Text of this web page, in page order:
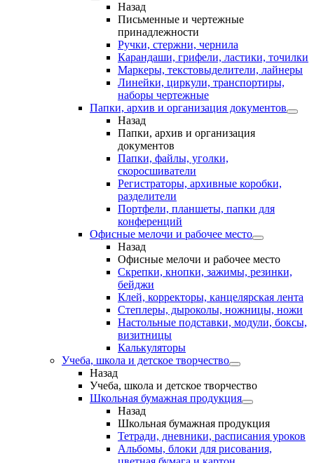
Назад
Письменные и чертежные
принадлежности
Ручки, стержни, чернила
Карандаши, грифели, ластики, точилки
Маркеры, текстовыделители, лайнеры
Линейки, циркули, транспортиры,
наборы чертежные
Папки, архив и организация документов
Назад
Папки, архив и организация
документов
Папки, файлы, уголки,
скоросшиватели
Регистраторы, архивные коробки,
разделители
Портфели, планшеты, папки для
конференций
Офисные мелочи и рабочее место
Назад
Офисные мелочи и рабочее место
Скрепки, кнопки, зажимы, резинки,
бейджи
Клей, корректоры, канцелярская лента
Степлеры, дыроколы, ножницы, ножи
Настольные подставки, модули, боксы,
визитницы
Калькуляторы
Учеба, школа и детское творчество
Назад
Учеба, школа и детское творчество
Школьная бумажная продукция
Назад
Школьная бумажная продукция
Тетради, дневники, расписания уроков
Альбомы, блоки для рисования,